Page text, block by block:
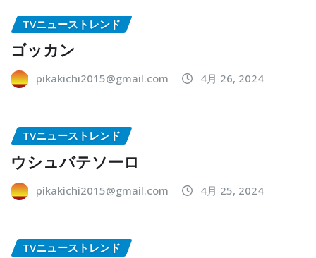
TVニューストレンド
ゴッカン
pikakichi2015@gmail.com 4月 26, 2024
TVニューストレンド
ウシュバテソーロ
pikakichi2015@gmail.com 4月 25, 2024
TVニューストレンド